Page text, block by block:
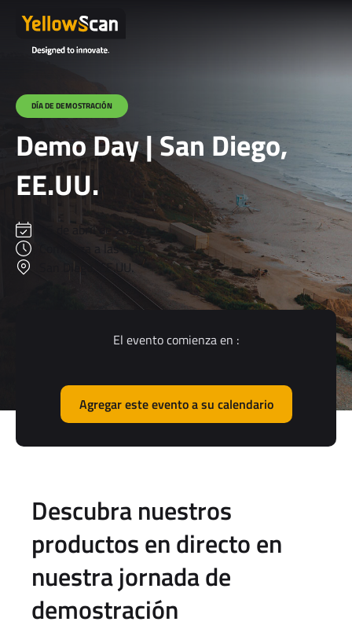
DÍA DE DEMOSTRACIÓN
Demo Day | San Diego,
EE.UU.
25 de abril de 2024
Comienza a las 8:30
San Diego, EE.UU.
El evento comienza en :
Agregar este evento a su calendario
Descubra nuestros
productos en directo en
nuestra jornada de
demostración